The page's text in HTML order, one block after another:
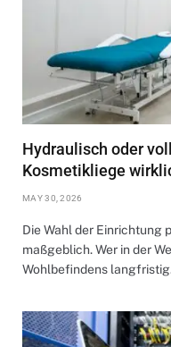
Hydraulisch oder
Kosmetikliege
MAY 30, 2026
Die Wahl der Einrichtung
maßgeblich. Wer in der
Wohlbefindens